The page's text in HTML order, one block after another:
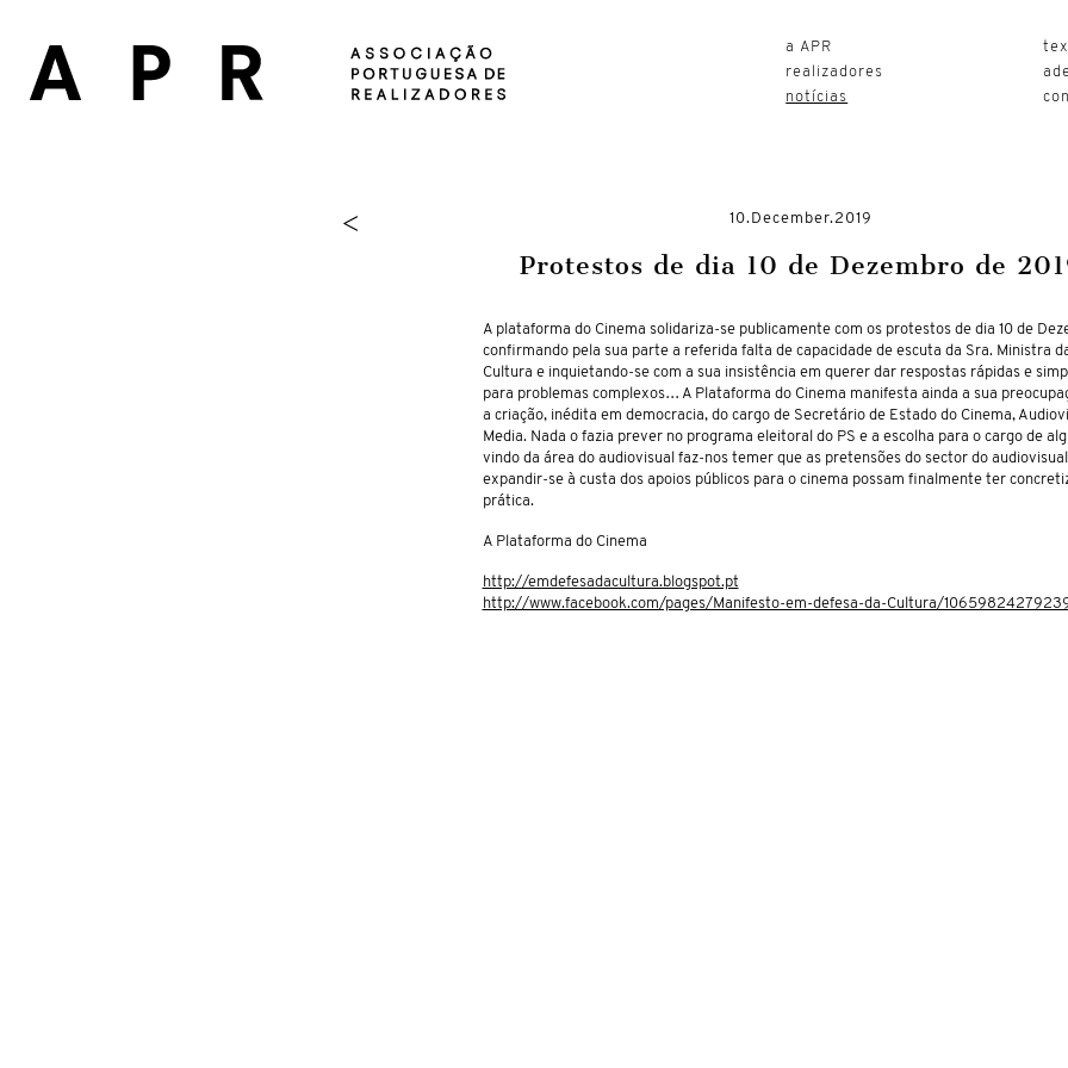
a APR
realizadores
notícias
10.December.2019
Protestos de dia 10 de Dezembro de
A plataforma do Cinema solidariza-se publicamente com os protestos de dia 10 de
confirmando pela sua parte a referida falta de capacidade de escuta da Sra. Ministra
Cultura e inquietando-se com a sua insistência em querer dar respostas rápidas e
para problemas complexos… A Plataforma do Cinema manifesta ainda a sua
a criação, inédita em democracia, do cargo de Secretário de Estado do Cinema,
Media. Nada o fazia prever no programa eleitoral do PS e a escolha para o cargo de
vindo da área do audiovisual faz-nos temer que as pretensões do sector do
expandir-se à custa dos apoios públicos para o cinema possam finalmente ter
prática.
A Plataforma do Cinema
http://emdefesadacultura.blogspot.pt
http://www.facebook.com/pages/Manifesto-em-defesa-da-Cultura/
<